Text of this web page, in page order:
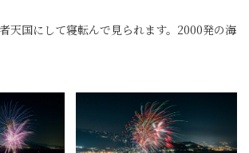
天国にして寝転んで見られます。2000発の海